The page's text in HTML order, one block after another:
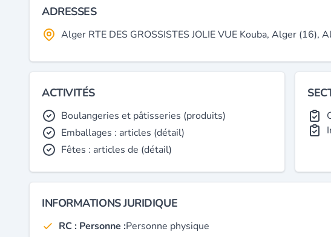
ADRESSES
Alger RTE DES GROSSISTES JOLIE VUE Kouba, Alger (16),
ACTIVITÉS
Boulangeries et pâtisseries (produits)
Emballages : articles (détail)
Fêtes : articles de (détail)
INFORMATIONS JURIDIQUE
RC : Personne :Personne physique